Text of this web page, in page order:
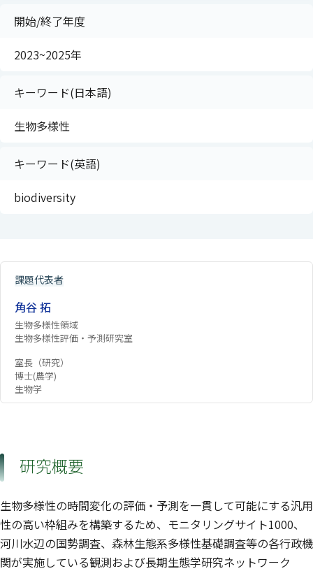
開始/終了年度
2023~2025年
キーワード(日本語)
生物多様性
キーワード(英語)
biodiversity
課題代表者
角谷 拓
生物多様性領域
生物多様性評価・予測研究室
室長（研究）
博士(農学)
生物学
研究概要
生物多様性の時間変化の評価・予測を一貫して可能にする汎用
性の高い枠組みを構築するため、モニタリングサイト1000、
河川水辺の国勢調査、森林生態系多様性基礎調査等の各行政機
関が実施している観測および長期生態学研究ネットワーク